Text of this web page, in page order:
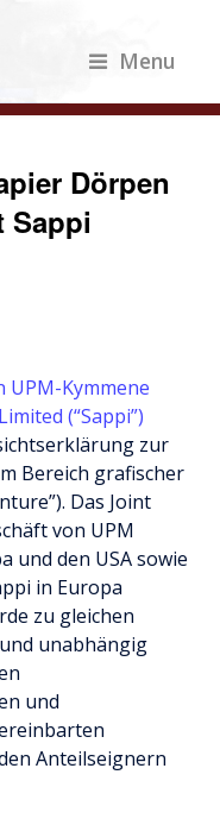
Menu
Dörpen
Sappi
Kymmene
(“Sappi”)
zur
Bereich grafischer
Das Joint
von UPM
und den USA sowie
in Europa
zu gleichen
unabhängig
und
Anteilseignern